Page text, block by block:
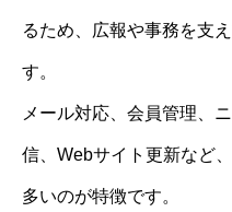
るため、広報や事務を支
す。
メール対応、会員管理、
信、Webサイト更新など
多いのが特徴です。